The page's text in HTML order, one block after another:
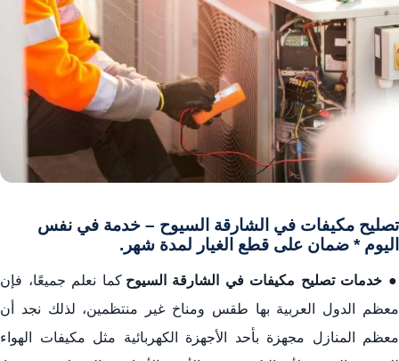
تصليح مكيفات في الشارقة السيوح – خدمة في نفس
اليوم * ضمان على قطع الغيار لمدة شهر.
● خدمات تصليح مكيفات في الشارقة السيوح كما نعلم جميعًا، فإن
معظم الدول العربية بها طقس ومناخ غير منتظمين، لذلك نجد أن
معظم المنازل مجهزة بأحد الأجهزة الكهربائية مثل مكيفات الهواء